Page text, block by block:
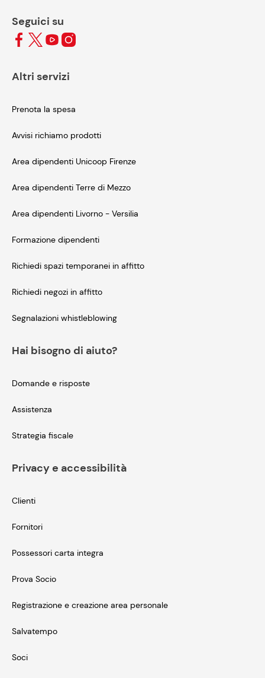
Seguici su
Altri servizi
Prenota la spesa
Avvisi richiamo prodotti
Area dipendenti Unicoop Firenze
Area dipendenti Terre di Mezzo
Area dipendenti Livorno - Versilia
Formazione dipendenti
Richiedi spazi temporanei in affitto
Richiedi negozi in affitto
Segnalazioni whistleblowing
Hai bisogno di aiuto?
Domande e risposte
Assistenza
Strategia fiscale
Privacy e accessibilità
Clienti
Fornitori
Possessori carta integra
Prova Socio
Registrazione e creazione area personale
Salvatempo
Soci